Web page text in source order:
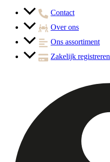
Contact
Over ons
Ons assortiment
Zakelijk registreren